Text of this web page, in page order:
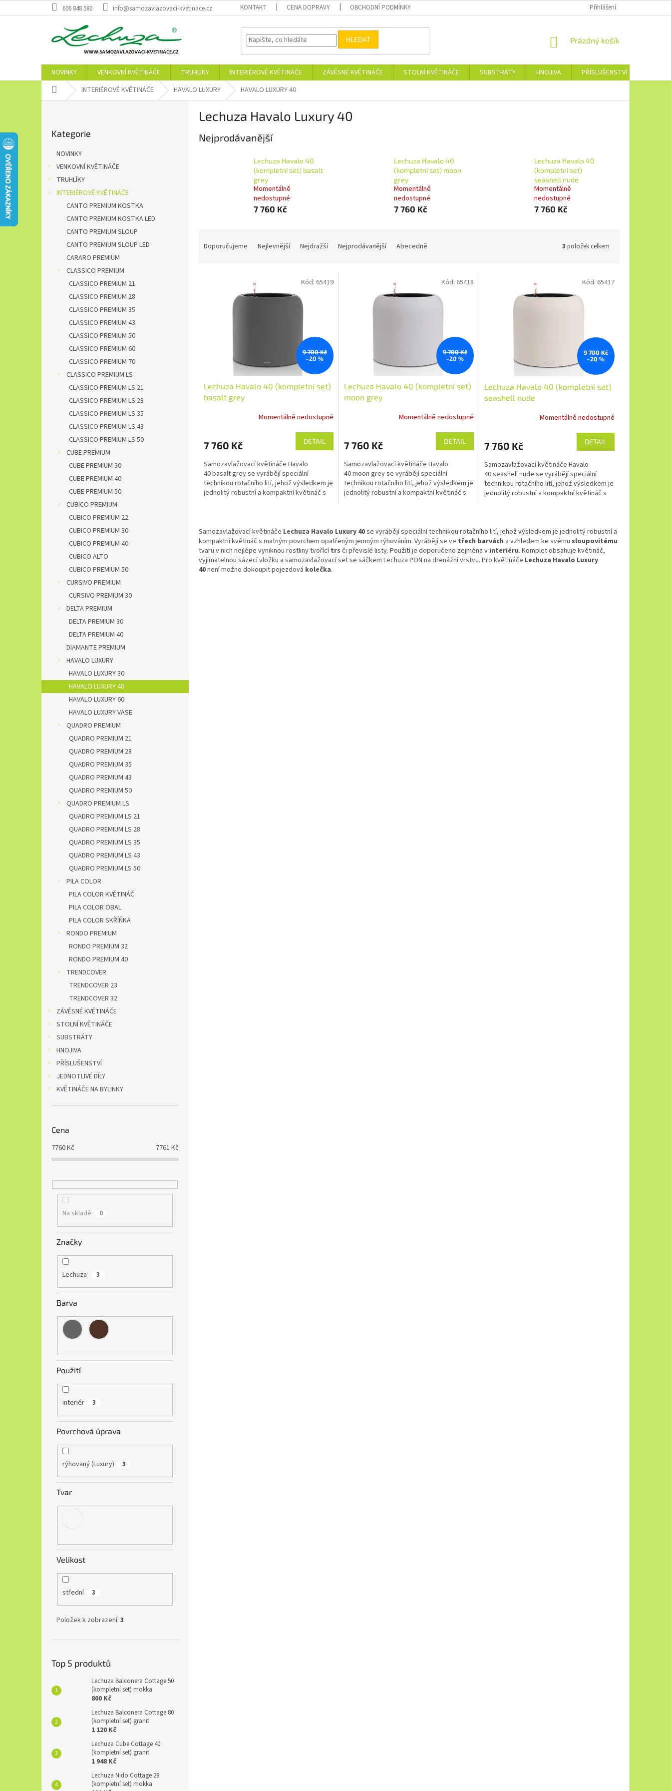
na
606 848 580 info@samozavlazovaci-kvetinace.cz KONTAKT CENA DOPRAVY OBCHODNÍ PODMÍNKY Přihlášení
HLEDAT
NÁKUPNÍ
Prázdný košík
NOVINKY VENKOVNÍ KVĚTINÁČE TRUHLÍKY INTERIÉROVÉ KVĚTINÁČE ZÁVĚSNÉ KVĚTINÁČE STOLNÍ KVĚTINÁČE SUBSTRÁTY HNOJIVA PŘÍSLUŠENSTVÍ
Domů INTERIÉROVÉ KVĚTINÁČE HAVALO LUXURY HAVALO LUXURY 40
kategorie
Kategorie
NOVINKY
VENKOVNÍ KVĚTINÁČE
TRUHLÍKY
INTERIÉROVÉ KVĚTINÁČE
CANTO PREMIUM KOSTKA
CANTO PREMIUM KOSTKA LED
CANTO PREMIUM SLOUP
CANTO PREMIUM SLOUP LED
CARARO PREMIUM
CLASSICO PREMIUM
CLASSICO PREMIUM 21
CLASSICO PREMIUM 28
CLASSICO PREMIUM 35
CLASSICO PREMIUM 43
CLASSICO PREMIUM 50
CLASSICO PREMIUM 60
CLASSICO PREMIUM 70
CLASSICO PREMIUM LS
CLASSICO PREMIUM LS 21
CLASSICO PREMIUM LS 28
CLASSICO PREMIUM LS 35
CLASSICO PREMIUM LS 43
CLASSICO PREMIUM LS 50
CUBE PREMIUM
CUBE PREMIUM 30
CUBE PREMIUM 40
CUBE PREMIUM 50
CUBICO PREMIUM
CUBICO PREMIUM 22
CUBICO PREMIUM 30
CUBICO PREMIUM 40
CUBICO ALTO
CUBICO PREMIUM 50
CURSIVO PREMIUM
CURSIVO PREMIUM 30
DELTA PREMIUM
DELTA PREMIUM 30
DELTA PREMIUM 40
DIAMANTE PREMIUM
HAVALO LUXURY
HAVALO LUXURY 30
HAVALO LUXURY 40
HAVALO LUXURY 60
HAVALO LUXURY VASE
QUADRO PREMIUM
QUADRO PREMIUM 21
QUADRO PREMIUM 28
QUADRO PREMIUM 35
QUADRO PREMIUM 43
QUADRO PREMIUM 50
QUADRO PREMIUM LS
QUADRO PREMIUM LS 21
QUADRO PREMIUM LS 28
QUADRO PREMIUM LS 35
QUADRO PREMIUM LS 43
QUADRO PREMIUM LS 50
PILA COLOR
PILA COLOR KVĚTINÁČ
PILA COLOR OBAL
PILA COLOR SKŘÍŇKA
RONDO PREMIUM
RONDO PREMIUM 32
RONDO PREMIUM 40
TRENDCOVER
TRENDCOVER 23
TRENDCOVER 32
ZÁVĚSNÉ KVĚTINÁČE
STOLNÍ KVĚTINÁČE
SUBSTRÁTY
HNOJIVA
PŘÍSLUŠENSTVÍ
JEDNOTLIVÉ DÍLY
KVĚTINÁČE NA BYLINKY
Cena
7760Kč 7761 Kč
Na skladě 0
Značky
Lechuza 3
Barva
Použití
interiér 3
Povrchová úprava
rýhovaný (Luxury) 3
Tvar
Velikost
střední 3
Položek k zobrazení: 3
Top 5 produktů
Lechuza Balconera Cottage 50
(kompletní set) mokka
800 Kč
Lechuza Balconera Cottage 80
(kompletní set) granit
1 120 Kč
Lechuza Cube Cottage 40
(kompletní set) granit
1 948 Kč
Lechuza Nido Cottage 28
(kompletní set) mokka
Lechuza Havalo Luxury 40
Nejprodávanější
Lechuza Havalo 40
(kompletní set) basalt
grey
Momentálně
nedostupné
7 760 Kč
Lechuza Havalo 40
(kompletní set) moon
grey
Momentálně
nedostupné
7 760 Kč
Lechuza Havalo 40
(kompletní set)
seashell nude
Momentálně
nedostupné
7 760 Kč
Doporučujeme Nejlevnější Nejdražší Nejprodávanější Abecedně 3 položek celkem
9 700 Kč
–20 %
Lechuza Havalo 40 (kompletní set)
basalt grey
Momentálně nedostupné
7 760 Kč DETAIL
Samozavlažovací květináče Havalo
40 basalt grey se vyrábějí speciální
technikou rotačního lití, jehož výsledkem je
jednolitý robustní a kompaktní květináč s
Kód: 65419
9 700 Kč
–20 %
Lechuza Havalo 40 (kompletní set)
moon grey
Momentálně nedostupné
7 760 Kč DETAIL
Samozavlažovací květináče Havalo
40 moon grey se vyrábějí speciální
technikou rotačního lití, jehož výsledkem je
jednolitý robustní a kompaktní květináč s
Kód: 65418
9 700 Kč
–20 %
Lechuza Havalo 40 (kompletní set)
seashell nude
Momentálně nedostupné
7 760 Kč DETAIL
Samozavlažovací květináče Havalo
40 seashell nude se vyrábějí speciální
technikou rotačního lití, jehož výsledkem je
jednolitý robustní a kompaktní květináč s
Kód: 65417
l
á
d
a
Samozavlažovací květináče Lechuza Havalo Luxury 40se vyrábějí speciální technikou rotačního lití, jehož výsledkem je jednolitý robustní a
kompaktní květináč s matným povrchem opatřeným jemným rýhováním. Vyrábějí se ve třech barvách a vzhledem ke svému sloupovitému
tvaru v nich nejlépe vyniknou rostliny tvořícítrs či převislé listy. Použití je doporučeno zejména v interiéru. Komplet obsahuje květináč,
vyjímatelnou sázecí vložku a samozavlažovací set se sáčkem Lechuza PON na drenážní vrstvu. Pro květináče Lechuza Havalo Luxury
40není možno dokoupit pojezdová kolečka.